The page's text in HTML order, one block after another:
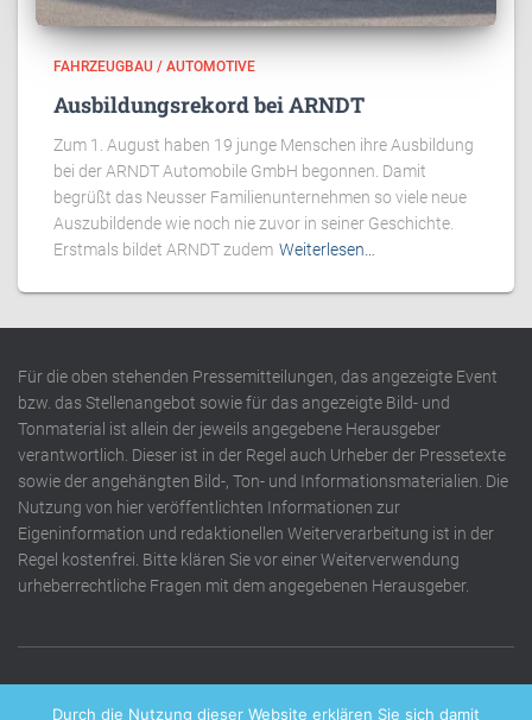
FAHRZEUGBAU / AUTOMOTIVE
Ausbildungsrekord bei ARNDT
Zum 1. August haben 19 junge Menschen ihre Ausbildung
bei der ARNDT Automobile GmbH begonnen. Damit
begrüßt das Neusser Familienunternehmen so viele neue
Auszubildende wie noch nie zuvor in seiner Geschichte.
Erstmals bildet ARNDT zudem Weiterlesen…
Für die oben stehenden Pressemitteilungen, das angezeigte Event
bzw. das Stellenangebot sowie für das angezeigte Bild- und
Tonmaterial ist allein der jeweils angegebene Herausgeber
verantwortlich. Dieser ist in der Regel auch Urheber der Pressetexte
sowie der angehängten Bild-, Ton- und Informationsmaterialien. Die
Nutzung von hier veröffentlichten Informationen zur
Eigeninformation und redaktionellen Weiterverarbeitung ist in der
Regel kostenfrei. Bitte klären Sie vor einer Weiterverwendung
urheberrechtliche Fragen mit dem angegebenen Herausgeber.
Durch die Nutzung dieser Website erklären Sie sich damit